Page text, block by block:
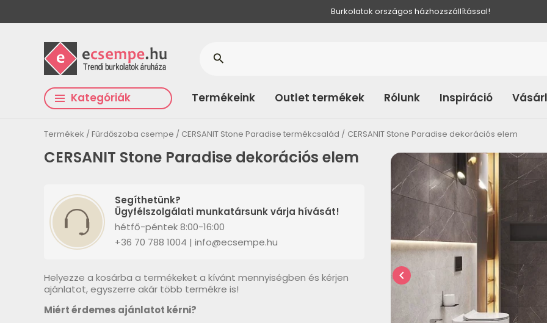
Burkolatok országos házhozszállítással!
Kategóriák Termékeink Outlet termékek Rólunk Inspiráció
search
Termékek Fürdőszoba csempe CERSANIT Stone Paradise termékcsalád CERSANIT Stone Paradise dekorációs elem
CERSANIT Stone Paradise dekorációs elem
Segíthetünk?
Ügyfélszolgálati munkatársunk várja hívását!
hétfő-péntek 8:00-16:00
+36 70 788 1004 | info@ecsempe.hu
Helyezze a kosárba a termékeket a kívánt mennyiségben és kérjen
ajánlatot, egyszerre akár több termékre is!
Miért érdemes ajánlatot kérni?
chevron_left